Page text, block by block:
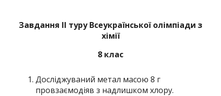
Завдання ІІ туру Всеукраїнської олімпіади з
хімії
8 клас
Досліджуваний метал масою 8 г
провзаємодіяв з надлишком хлору.